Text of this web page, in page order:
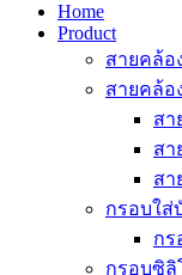
สาย
สินค้า
Home
Product
สายคล้อ
สายคล้อ
สา
สา
สา
กรอบใส่
กร
กรอบซิ